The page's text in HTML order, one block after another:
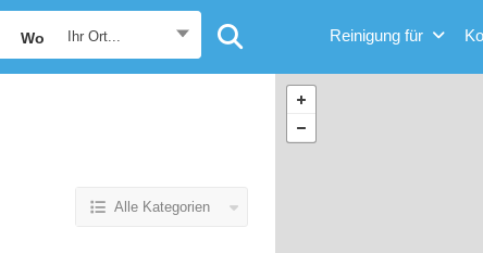
Wo Ihr Ort... Reinigung für
Alle Kategorien